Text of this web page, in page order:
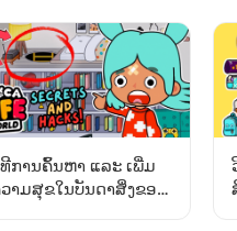
ການຄົ້ນຫາ ແລະ ເພີ່ມ
າມສຸຂໃນບັນດາສິ່ງຂອງ